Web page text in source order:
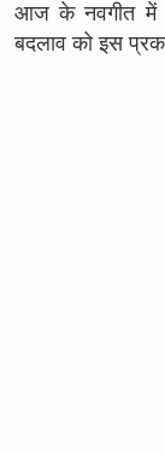
आज के नवगीत में
बदलाव को इस